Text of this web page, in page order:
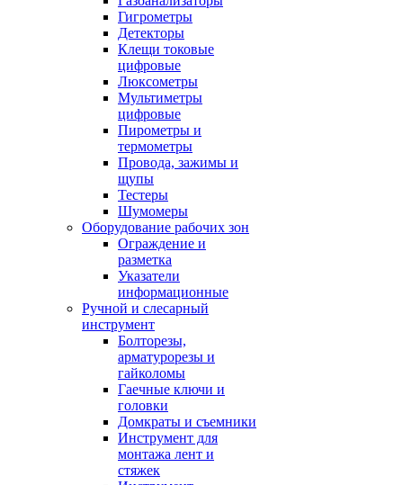
Гигрометры
Детекторы
Клещи токовые
цифровые
Люксометры
Мультиметры
цифровые
Пирометры и
термометры
Провода, зажимы и
щупы
Тестеры
Шумомеры
Оборудование рабочих зон
Ограждение и
разметка
Указатели
информационные
Ручной и слесарный
инструмент
Болторезы,
арматурорезы и
гайколомы
Гаечные ключи и
головки
Домкраты и съемники
Инструмент для
монтажа лент и
стяжек